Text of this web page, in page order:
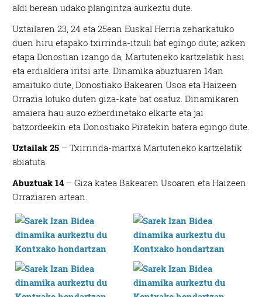
aldi berean udako plangintza aurkeztu dute.
Uztailaren 23, 24 eta 25ean Euskal Herria zeharkatuko
duen hiru etapako txirrinda-itzuli bat egingo dute; azken
etapa Donostian izango da, Martuteneko kartzelatik hasi
eta erdialdera iritsi arte. Dinamika abuztuaren 14an
amaituko dute, Donostiako Bakearen Usoa eta Haizeen
Orrazia lotuko duten giza-kate bat osatuz. Dinamikaren
amaiera hau auzo ezberdinetako elkarte eta jai
batzordeekin eta Donostiako Piratekin batera egingo dute.
Uztailak 25 – Txirrinda-martxa Martuteneko kartzelatik
abiatuta.
Abuztuak 14 – Giza katea Bakearen Usoaren eta Haizeen
Orraziaren artean.